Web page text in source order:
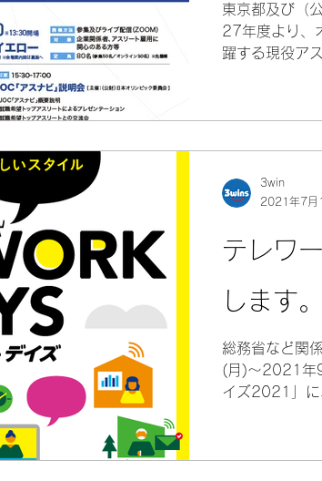
東京都及び（
27年度より、
躍する現役ア
とを希望する
テレワ
します。
総務省など関
(月)〜2021年
イズ2021」に
3win
2021年7月